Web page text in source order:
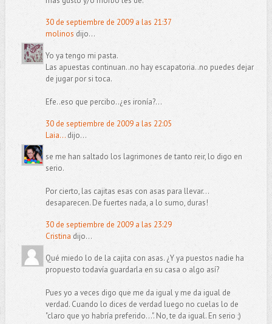
30 de septiembre de 2009 a las 21:37
molinos dijo...
Yo ya tengo mi pasta.
Las apuestas continuan..no hay escapatoria..no puedes dejar
de jugar por si toca.
Efe..eso que percibo..¿es ironía?...
30 de septiembre de 2009 a las 22:05
Laia...dijo...
se me han saltado los lagrimones de tanto reir, lo digo en
serio.
Por cierto, las cajitas esas con asas para llevar...
desaparecen. De fuertes nada, a lo sumo, duras!
30 de septiembre de 2009 a las 23:29
Cristina dijo...
Qué miedo lo de la cajita con asas. ¿Y ya puestos nadie ha
propuesto todavía guardarla en su casa o algo así?
Pues yo a veces digo que me da igual y me da igual de
verdad. Cuando lo dices de verdad luego no cuelas lo de
"claro que yo habría preferido...". No, te da igual. En serio ;)